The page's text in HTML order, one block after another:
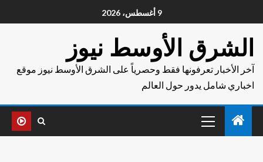
9 أغسطس، 2026
الشرق الأوسط نيوز
آخر الأخبار تعرفونها فقط وحصرياً على الشرق الأوسط نيوز موقع
اخباري شامل يدور حول العالم